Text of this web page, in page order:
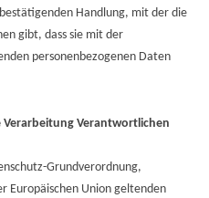
Handlung, mit der die
gibt, dass sie mit der
personenbezogenen Daten
Verantwortlichen
Grundverordnung,
Europäischen Union geltenden